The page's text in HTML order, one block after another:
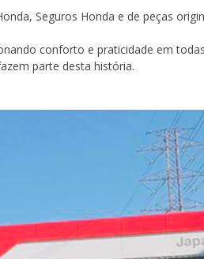
Seguros Honda e de peças
conforto e praticidade em
parte desta história.